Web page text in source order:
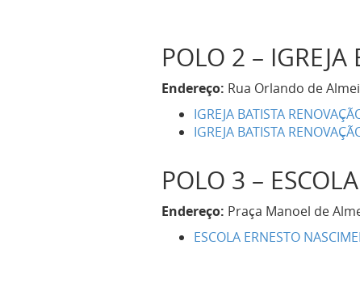
POLO 2 – IGREJA
Endereço: Rua Orlando de
IGREJA BATISTA
IGREJA BATISTA
POLO 3 –
Endereço: Praça Manoel de
ESCOLA ERNESTO